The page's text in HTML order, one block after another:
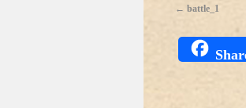
battle_1